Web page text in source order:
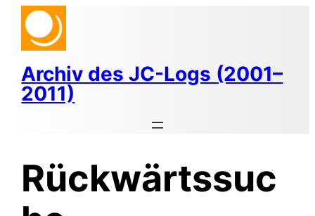
Zum
Inhalt
springen
Archiv des JC-Logs (2001–
2011)
Rückwärtssuc